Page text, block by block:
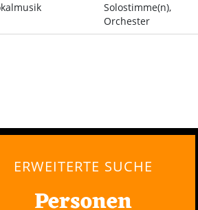
Solostimme(n),
Orchester
ERWEITERTE SUCHE